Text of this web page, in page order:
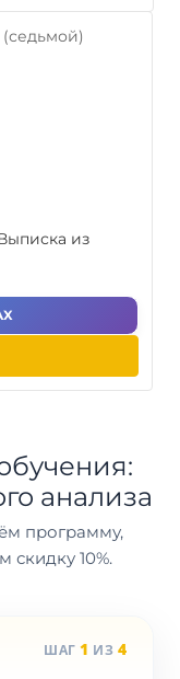
из
анализа
программу,
скидку 10%.
ШАГ 1 ИЗ 4